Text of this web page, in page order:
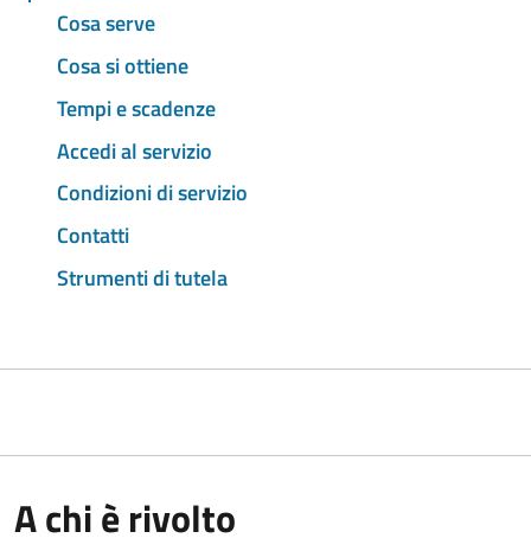
Cosa serve
Cosa si ottiene
Tempi e scadenze
Accedi al servizio
Condizioni di servizio
Contatti
Strumenti di tutela
A chi è rivolto